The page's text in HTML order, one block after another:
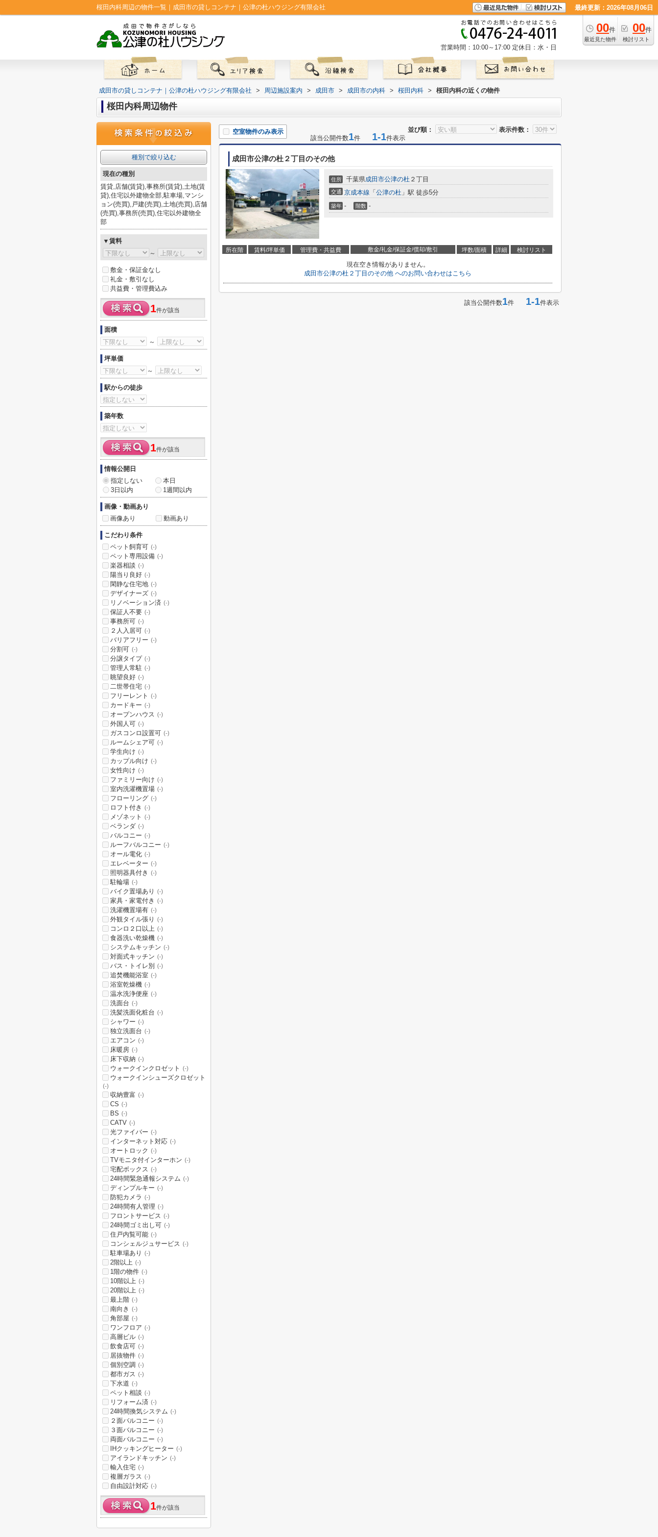
桜田内科周辺の物件一覧｜成田市の貸しコンテナ｜公津の杜ハウジング有限会社 最終更新：2026年08月06日
00件
最近見た物件
00件
検討リスト
営業時間：10:00～17:00 定休日：水・日
成田市の貸しコンテナ｜公津の杜ハウジング有限会社 > 周辺施設案内 > 成田市 > 成田市の内科 > 桜田内科 > 桜田内科の近くの物件
桜田内科周辺物件
並び順： 表示件数：
空室物件のみ表示
該当公開件数1件 1-1件表示
成田市公津の杜２丁目のその他
住所 千葉県成田市公津の杜 ２丁目
交通 京成本線 「 公津の杜 」駅 徒歩5分
築年 - 階数 -
所在階 賃料/坪単価 管理費・共益費 敷金/礼金/保証金/償却/敷引 坪数/面積 詳細 検討リスト
現在空き情報がありません。
成田市公津の杜２丁目のその他 へのお問い合わせはこちら
該当公開件数1件 1-1件表示
種別で絞り込む
現在の種別
賃貸,店舗(賃貸),事務所(賃貸),土地(賃
貸),住宅以外建物全部,駐車場,マンシ
ョン(売買),戸建(売買),土地(売買),店舗
(売買),事務所(売買),住宅以外建物全
部
▼賃料
～
敷金・保証金なし
礼金・敷引なし
共益費・管理費込み
1件が該当
面積
～
坪単価
～
駅からの徒歩
築年数
1件が該当
情報公開日
指定しない
本日
3日以内
1週間以内
画像・動画あり
画像あり
動画あり
こだわり条件
ペット飼育可 (-)
ペット専用設備 (-)
楽器相談 (-)
陽当り良好 (-)
閑静な住宅地 (-)
デザイナーズ (-)
リノベーション済 (-)
保証人不要 (-)
事務所可 (-)
２人入居可 (-)
バリアフリー (-)
分割可 (-)
分譲タイプ (-)
管理人常駐 (-)
眺望良好 (-)
二世帯住宅 (-)
フリーレント (-)
カードキー (-)
オープンハウス (-)
外国人可 (-)
ガスコンロ設置可 (-)
ルームシェア可 (-)
学生向け (-)
カップル向け (-)
女性向け (-)
ファミリー向け (-)
室内洗濯機置場 (-)
フローリング (-)
ロフト付き (-)
メゾネット (-)
ベランダ (-)
バルコニー (-)
ルーフバルコニー (-)
オール電化 (-)
エレベーター (-)
照明器具付き (-)
駐輪場 (-)
バイク置場あり (-)
家具・家電付き (-)
洗濯機置場有 (-)
外観タイル張り (-)
コンロ２口以上 (-)
食器洗い乾燥機 (-)
システムキッチン (-)
対面式キッチン (-)
バス・トイレ別 (-)
追焚機能浴室 (-)
浴室乾燥機 (-)
温水洗浄便座 (-)
洗面台 (-)
洗髪洗面化粧台 (-)
シャワー (-)
独立洗面台 (-)
エアコン (-)
床暖房 (-)
床下収納 (-)
ウォークインクロゼット (-)
ウォークインシューズクロゼット
(-)
収納豊富 (-)
CS (-)
BS (-)
CATV (-)
光ファイバー (-)
インターネット対応 (-)
オートロック (-)
TVモニタ付インターホン (-)
宅配ボックス (-)
24時間緊急通報システム (-)
ディンプルキー (-)
防犯カメラ (-)
24時間有人管理 (-)
フロントサービス (-)
24時間ゴミ出し可 (-)
住戸内覧可能 (-)
コンシェルジュサービス (-)
駐車場あり (-)
2階以上 (-)
1階の物件 (-)
10階以上 (-)
20階以上 (-)
最上階 (-)
南向き (-)
角部屋 (-)
ワンフロア (-)
高層ビル (-)
飲食店可 (-)
居抜物件 (-)
個別空調 (-)
都市ガス (-)
下水道 (-)
ペット相談 (-)
リフォーム済 (-)
24時間換気システム (-)
２面バルコニー (-)
３面バルコニー (-)
両面バルコニー (-)
IHクッキングヒーター (-)
アイランドキッチン (-)
輸入住宅 (-)
複層ガラス (-)
自由設計対応 (-)
1件が該当